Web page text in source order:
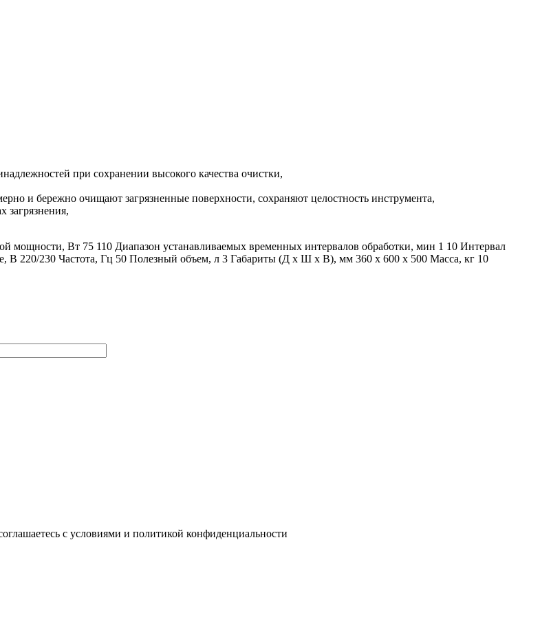
при сохранении высокого качества очистки,
и бережно очищают загрязненные поверхности, сохраняют целостность инструмента,
загрязнения,
мощности, Вт 75 110 Диапазон устанавливаемых временных интервалов обработки, мин 1 10 Интервал
В 220/230 Частота, Гц 50 Полезный объем, л 3 Габариты (Д х Ш х В), мм 360 х 600 х 500 Масса, кг 10
с условиями и политикой конфиденциальности